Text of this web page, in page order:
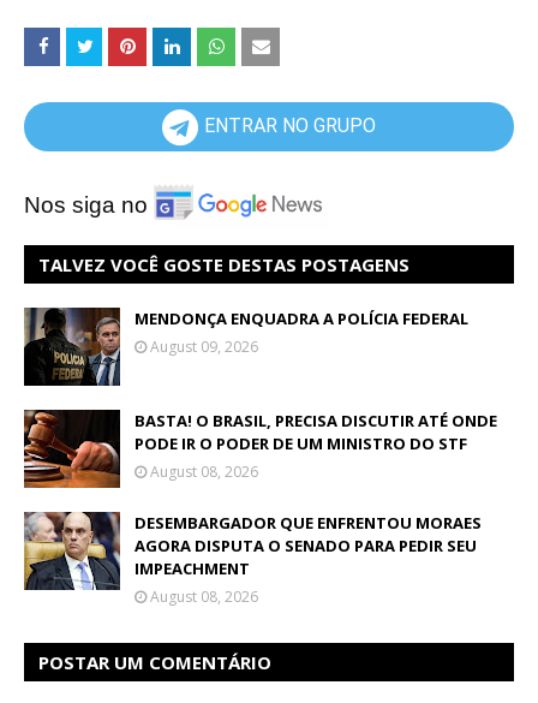
ENTRAR NO GRUPO
Nos siga no
TALVEZ VOCÊ GOSTE DESTAS POSTAGENS
MENDONÇA ENQUADRA A POLÍCIA FEDERAL
August 09, 2026
BASTA! O BRASIL, PRECISA DISCUTIR ATÉ ONDE
PODE IR O PODER DE UM MINISTRO DO STF
August 08, 2026
DESEMBARGADOR QUE ENFRENTOU MORAES
AGORA DISPUTA O SENADO PARA PEDIR SEU
IMPEACHMENT
August 08, 2026
POSTAR UM COMENTÁRIO